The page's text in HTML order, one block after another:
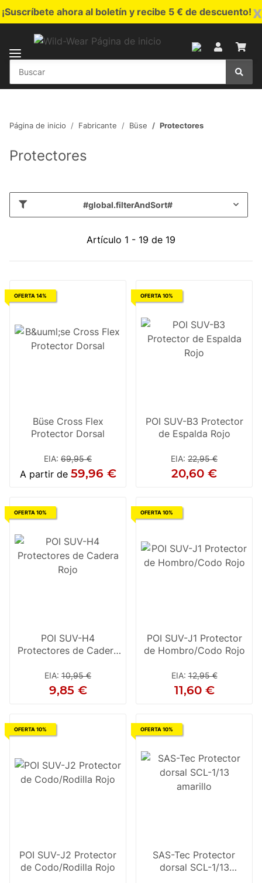
x
¡Suscríbete ahora al boletín y recibe 5 € de descuento!
Página de inicio Fabricante Büse Protectores
Protectores
#global.filterAndSort#
Artículo 1 - 19 de 19
OFERTA 14%
Büse Cross Flex
Protector Dorsal
EIA: 69,95 €
A partir de 59,96 €
OFERTA 10%
POI SUV-B3 Protector
de Espalda Rojo
EIA: 22,95 €
20,60 €
OFERTA 10%
POI SUV-H4
Protectores de Cadera
EIA: 10,95 €
9,85 €
OFERTA 10%
POI SUV-J1 Protector
de Hombro/Codo Rojo
EIA:12,95 €
11,60 €
OFERTA 10%
POI SUV-J2 Protector
de Codo/Rodilla Rojo
OFERTA 10%
SAS-Tec Protector
dorsal SCL-1/13